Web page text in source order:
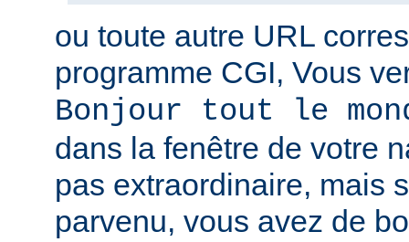
ou toute autre URL
programme CGI, Vous
Bonjour tout le
dans la fenêtre de votre
pas extraordinaire, mais
parvenu, vous avez de